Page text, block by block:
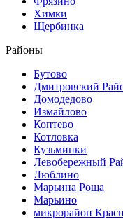
Химки
Щербинка
Районы
Бутово
Дмитровский
Домодедово
Измайлово
Коптево
Котловка
Кузьминки
Левобережный
Люблино
Марьина Роща
Марьино
микрорайон